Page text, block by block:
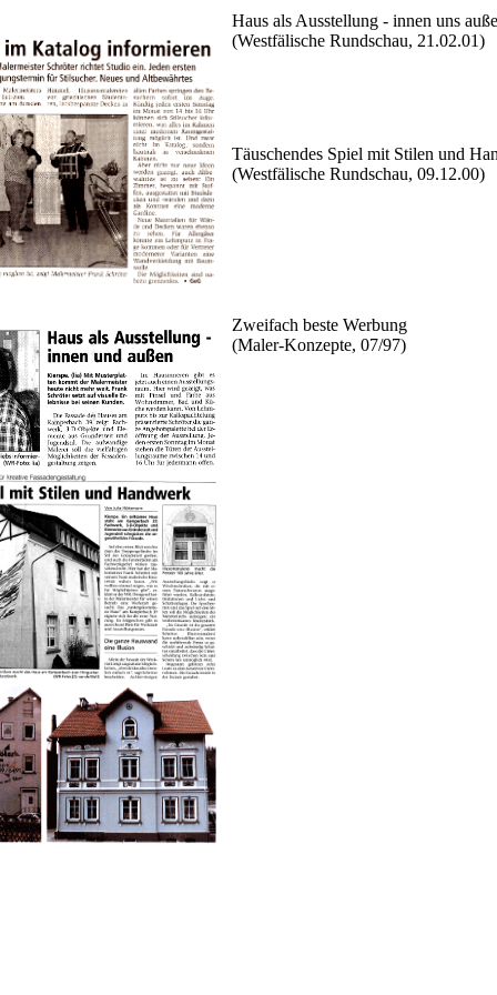
Haus als Ausstellung - innen uns
(Westfälische Rundschau, 21.02.01)
Täuschendes Spiel mit Stilen und
(Westfälische Rundschau, 09.12.00)
Zweifach beste Werbung
(Maler-Konzepte, 07/97)